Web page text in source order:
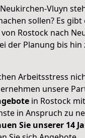
Vluyn
sollen? Es
Rostock nach
der Planung bis hin
Arbeitsstress
unsere
in Rostock
in Anspruch zu
Sie unserer 14